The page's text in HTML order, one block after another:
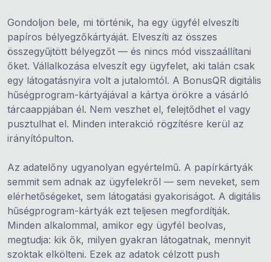
Gondoljon bele, mi történik, ha egy ügyfél elveszíti
papíros bélyegzőkártyáját. Elveszíti az összes
összegyűjtött bélyegzőt — és nincs mód visszaállítani
őket. Vállalkozása elveszít egy ügyfelet, aki talán csak
egy látogatásnyira volt a jutalomtól. A BonusQR digitális
hűségprogram-kártyájával a kártya örökre a vásárló
tárcaappjában él. Nem veszhet el, felejtődhet el vagy
pusztulhat el. Minden interakció rögzítésre kerül az
irányítópulton.
Az adatelőny ugyanolyan egyértelmű. A papírkártyák
semmit sem adnak az ügyfelekről — sem neveket, sem
elérhetőségeket, sem látogatási gyakoriságot. A digitális
hűségprogram-kártyák ezt teljesen megfordítják.
Minden alkalommal, amikor egy ügyfél beolvas,
megtudja: kik ők, milyen gyakran látogatnak, mennyit
szoktak elkölteni. Ezek az adatok célzott push